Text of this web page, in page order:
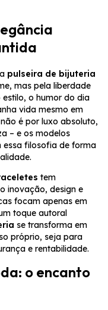
pulseira de bijuteria
mas pela liberdade
o humor do dia
vida mesmo em
é por luxo absoluto,
– e os modelos
essa filosofia de forma
tem
inovação, design e
focam apenas em
toque autoral
se transforma em
próprio, seja para
e rentabilidade.
o encanto